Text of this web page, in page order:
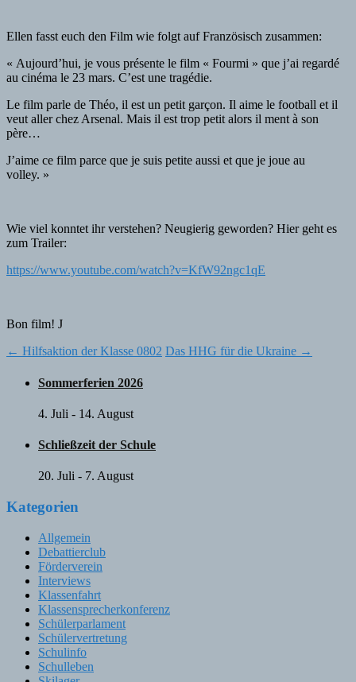
Ellen fasst euch den Film wie folgt auf Französisch zusammen:
« Aujourd’hui, je vous présente le film « Fourmi » que j’ai regardé
au cinéma le 23 mars. C’est une tragédie.
Le film parle de Théo, il est un petit garçon. Il aime le football et il
veut aller chez Arsenal. Mais il est trop petit alors il ment à son
père…
J’aime ce film parce que je suis petite aussi et que je joue au
volley. »
Wie viel konntet ihr verstehen? Neugierig geworden? Hier geht es
zum Trailer:
https://www.youtube.com/watch?v=KfW92ngc1qE
Bon film! J
Post
navigation
← Hilfsaktion der Klasse 0802 Das HHG für die Ukraine →
Sommerferien 2026
4. Juli - 14. August
Schließzeit der Schule
20. Juli - 7. August
Kategorien
Allgemein
Debattierclub
Förderverein
Interviews
Klassenfahrt
Klassensprecherkonferenz
Schülerparlament
Schülervertretung
Schulinfo
Schulleben